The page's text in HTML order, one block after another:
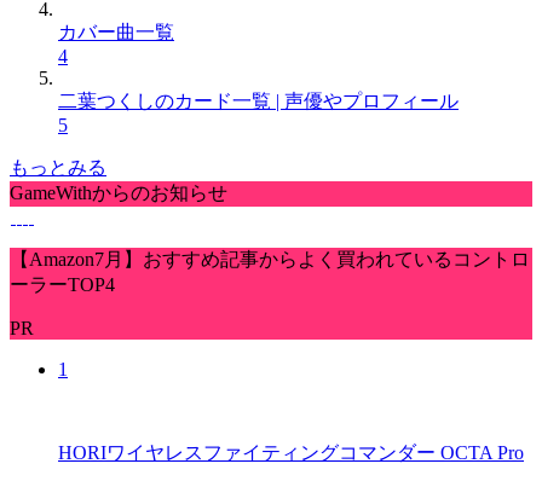
カバー曲一覧
4
二葉つくしのカード一覧 | 声優やプロフィール
5
もっとみる
GameWithからのお知らせ
【Amazon7月】おすすめ記事からよく買われているコントロ
ーラーTOP4
PR
1
HORIワイヤレスファイティングコマンダー OCTA Pro